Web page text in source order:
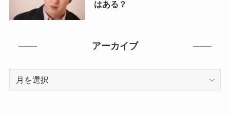
はある？
アーカイブ